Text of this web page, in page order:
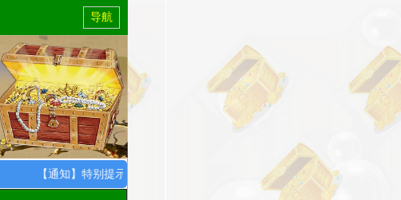
导航
通知】特别提示：8月1日开始，所以会员资料正常更新，特此通知！